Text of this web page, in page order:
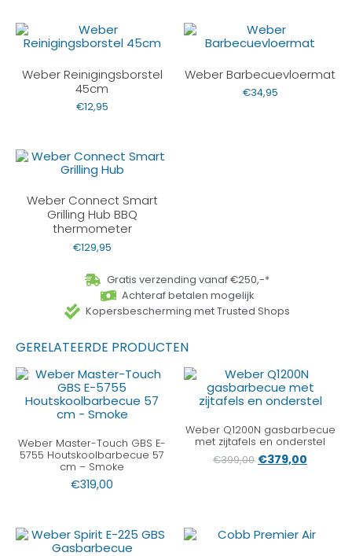
Weber Reinigingsborstel
45cm
€12,95
Weber Barbecuevloermat
€34,95
Weber Connect Smart
Grilling Hub BBQ
thermometer
€129,95
Gratis verzending vanaf €250,-*
Achteraf betalen mogelijk
Kopersbescherming met Trusted Shops
GERELATEERDE PRODUCTEN
Weber Master-Touch GBS E-
5755 Houtskoolbarbecue 57
cm – Smoke
€319,00
Weber Q1200N gasbarbecue
met zijtafels en onderstel
€399,00 €379,00